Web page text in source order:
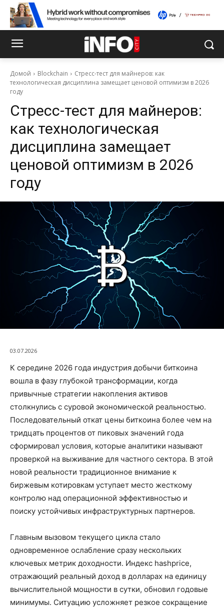
Домой Blockchain
Стресс-тест для майнеров: как
технологическая дисциплина замещает ценовой оптимизм в 2026
году
Стресс-тест для майнеров:
как технологическая
дисциплина замещает
ценовой оптимизм в 2026
году
03.07.2026
К середине 2026 года индустрия добычи биткоина
вошла в фазу глубокой трансформации, когда
привычные стратегии накопления активов
столкнулись с суровой экономической реальностью.
Последовательный откат цены биткоина более чем на
тридцать процентов от пиковых значений года
сформировал условия, которые аналитики называют
проверкой на выживание для частного сектора. В этой
новой реальности традиционное внимание к
биржевым котировкам уступает место жесткому
контролю над операционной эффективностью и
поиску устойчивых инфраструктурных партнеров.
Главным вызовом текущего цикла стало
одновременное ослабление сразу нескольких
ключевых метрик доходности. Индекс hashprice,
отражающий реальный доход в долларах на единицу
вычислительной мощности в сутки, обновил годовые
минимумы. Ситуацию усложняет резкое сокращение